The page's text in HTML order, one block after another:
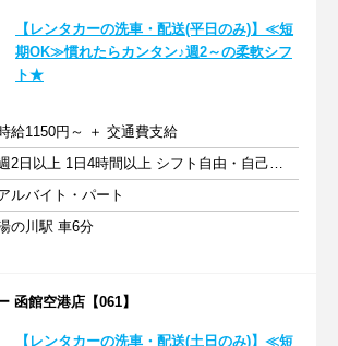
【レンタカーの洗車・配送(平日のみ)】≪短
期OK≫慣れたらカンタン♪週2～の柔軟シフ
ト★
給1150円～ ＋ 交通費支給
週2日以上 1日4時間以上 シフト自由・自己申告
ルバイト・パート
の川駅 車6分
函館空港店【061】
【レンタカーの洗車・配送(土日のみ)】≪短